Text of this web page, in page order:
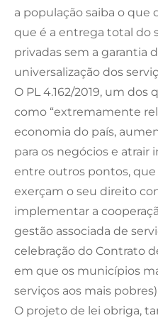
a população saiba o que
que é a entrega total do
privadas sem a garantia
universalização dos
O PL 4.162/2019, um
como “extremamente
economia do país,
para os negócios e atrair
entre outros pontos, que
exerçam o seu direito
implementar a
gestão associada de
celebração do Contrato
em que os municípios
serviços aos mais
O projeto de lei obriga,